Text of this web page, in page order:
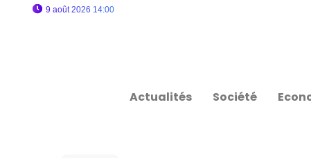
9 août 2026 14:00
Actualités Société